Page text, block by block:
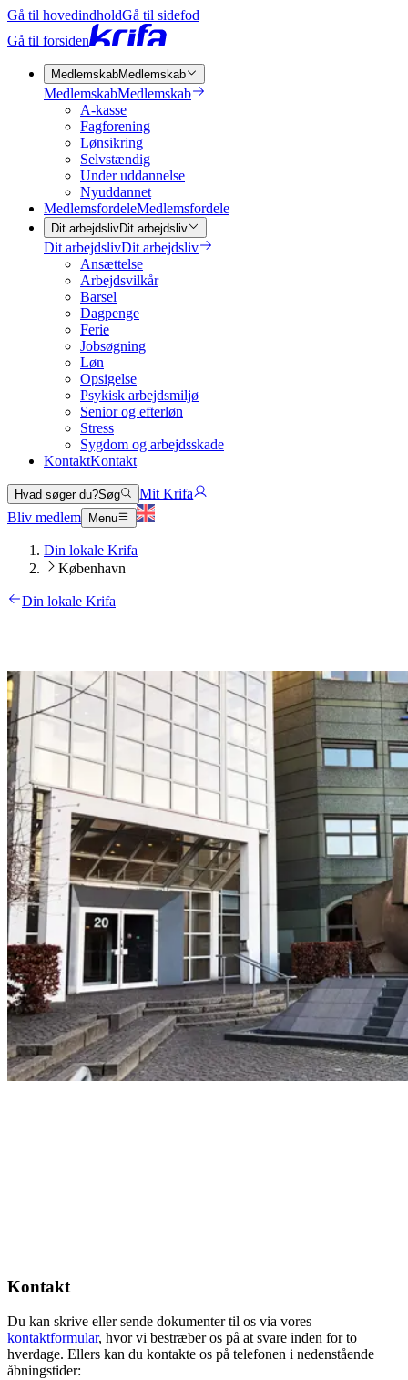
Gå til hovedindholdGå til sidefod
Gå til forsiden
MedlemskabMedlemskab
MedlemskabMedlemskab
A-kasse
Fagforening
Lønsikring
Selvstændig
Under uddannelse
Nyuddannet
MedlemsfordeleMedlemsfordele
Dit arbejdslivDit arbejdsliv
Dit arbejdslivDit arbejdsliv
Ansættelse
Arbejdsvilkår
Barsel
Dagpenge
Ferie
Jobsøgning
Løn
Opsigelse
Psykisk arbejdsmiljø
Senior og efterløn
Stress
Sygdom og arbejdsskade
KontaktKontakt
Hvad søger du?Søg
Mit Krifa
Bliv medlem
Menu
Din lokale Krifa
København
Din lokale Krifa
Kontakt
Du kan skrive eller sende dokumenter til os via vores
kontaktformular, hvor vi bestræber os på at svare inden for to
hverdage. Ellers kan du kontakte os på telefonen i nedenstående
åbningstider: